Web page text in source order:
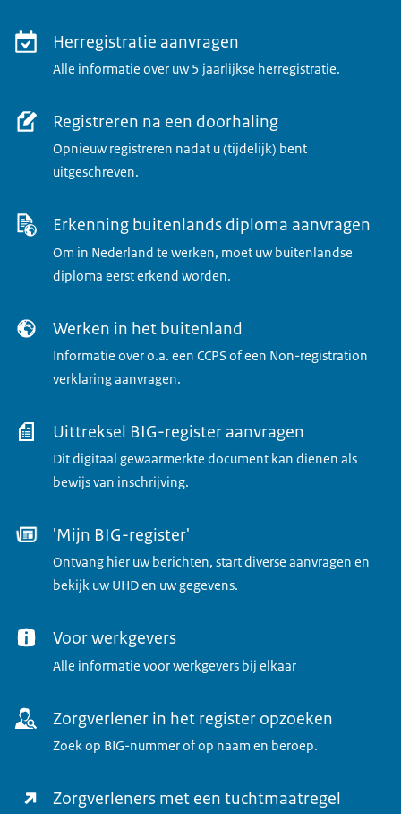
Herregistratie aanvragen
Alle informatie over uw 5 jaarlijkse herregistratie.
Registreren na een doorhaling
Opnieuw registreren nadat u (tijdelijk) bent
uitgeschreven.
Erkenning buitenlands diploma aanvragen
Om in Nederland te werken, moet uw buitenlandse
diploma eerst erkend worden.
Werken in het buitenland
Informatie over o.a. een CCPS of een Non-registration
verklaring aanvragen.
Uittreksel BIG-register aanvragen
Dit digitaal gewaarmerkte document kan dienen als
bewijs van inschrijving.
'Mijn BIG-register'
Ontvang hier uw berichten, start diverse aanvragen en
bekijk uw UHD en uw gegevens.
Voor werkgevers
Alle informatie voor werkgevers bij elkaar
Zorgverlener in het register opzoeken
Zoek op BIG-nummer of op naam en beroep.
Zorgverleners met een tuchtmaatregel